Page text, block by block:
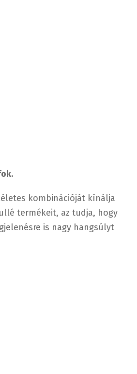
kombinációját kínálja
termékeit, az tudja, hogy
is nagy hangsúlyt